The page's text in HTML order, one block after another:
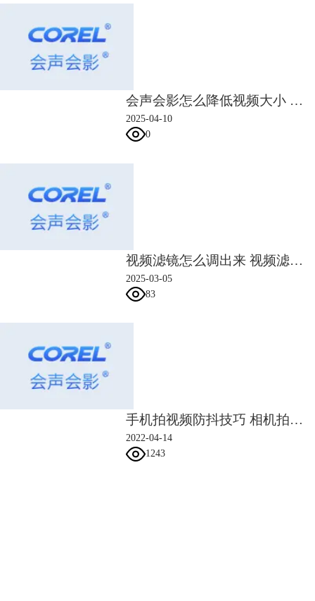
图3：插入修剪滤镜
插入“修剪”滤镜之后，双击图片，会打开“属性”面板，单机红色线勾出
图4：自定义修剪滤镜
单机“自定义滤镜”之后，就会进入到图5、6、7显示的页面，这时单击起
会声会影怎么降低视频大小 会声会影降低噪音和删除噪音
2025-04-10
0
视频滤镜怎么调出来 视频滤镜怎么调好看
2025-03-05
83
手机拍视频防抖技巧 相机拍视频怎么防抖
2022-04-14
1243